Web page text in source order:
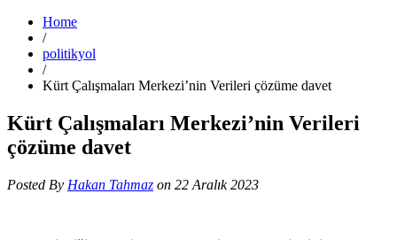
Home
/
politikyol
/
Kürt Çalışmaları Merkezi’nin Verileri çözüme davet
Kürt Çalışmaları Merkezi’nin Verileri
çözüme davet
Posted By Hakan Tahmaz on 22 Aralık 2023